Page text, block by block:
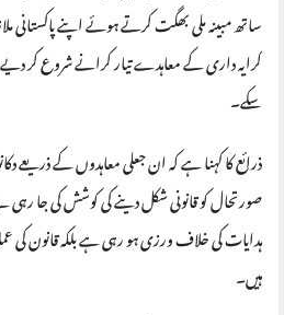
ساتھ مبینہ ملی بھگت کرتے ہوئے اپنے پاکستانی
کرایہ داری کے معاہدے تیار کرانے شروع کر دیے
سکے۔
ذرائع کا کہنا ہے کہ ان جعلی معاہدوں کے ذریعے
صورتحال کو قانونی شکل دینے کی کوشش کی جا
ہدایات کی خلاف ورزی ہو رہی ہے بلکہ قانون
ہیں۔